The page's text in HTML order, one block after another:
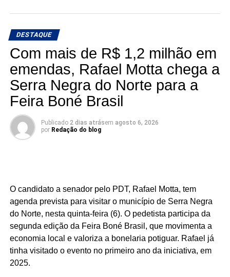
Família, o equivalente a 13,6% da população, o menor
percentual entre os municípios potiguares analisados.
Na sequência aparecem Ouro Branco (16,7%), Cruzeta
(18,5%), Parnamirim (20,1%), Jardim do Seridó (20,7%),
Acari (21,8%), Natal (22,3%), Carnaúba dos Dantas
(23,2%), Mossoró (25,7%) e Caicó (30,2%).
Seridó está associado à diversificação da economia local
e à geração de empregos formais. O município possui
das famílias e reduzindo a necessidade de acesso ao
benefício.
Especialistas que analisaram os dados também atribuem
esse resultado ao trabalho desenvolvido pela política
municipal de assistência social. Na avaliação deles, a
atuação da gestão da Secretaria Municipal de Trabalho,
Habitação e Assistência Social, comandada pela
DESTAQUE
Com mais de R$ 1,2 milhão em
emendas, Rafael Motta chega a
Serra Negra do Norte para a
Feira Boné Brasil
Publicado 2 dias atrásem agosto 6, 2026
por Redação do blog
O candidato a senador pelo PDT, Rafael Motta, tem
agenda prevista para visitar o município de Serra Negra
do Norte, nesta quinta-feira (6). O pedetista participa da
segunda edição da Feira Boné Brasil, que movimenta a
economia local e valoriza a bonelaria potiguar. Rafael já
tinha visitado o evento no primeiro ano da iniciativa, em
2025.